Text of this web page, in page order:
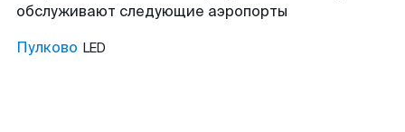
обслуживают следующие аэропорты
Пулково LED